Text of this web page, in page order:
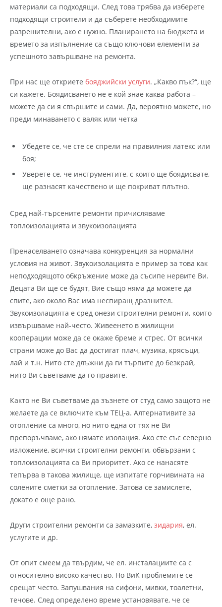
материали са подходящи. След това трябва да изберете
подходящи строители и да съберете необходимите
разрешителни, ако е нужно. Планирането на бюджета и
времето за изпълнение са също ключови елементи за
успешното завършване на ремонта.
При нас ще откриете бояджийски услуги. „Какво пък?“, ще
си кажете. Боядисването не е кой знае каква работа –
можете да си я свършите и сами. Да, вероятно можете, но
преди минаването с валяк или четка
Убедете се, че сте се спрели на правилния латекс или
боя;
Уверете се, че инструментите, с които ще боядисвате,
ще разнасят качествено и ще покриват плътно.
Сред най-търсените ремонти причисляваме
топлоизолацията и звукоизолацията
Пренаселването означава конкуренция за нормални
условия на живот. Звукоизолацията е пример за това как
неподходящото обкръжение може да съсипе нервите Ви.
Децата Ви ще се будят, Вие също няма да можете да
спите, ако около Вас има неспиращ дразнител.
Звукоизолацията е сред онези строителни ремонти, които
извършваме най-често. Живеенето в жилищни
кооперации може да се окаже бреме и стрес. От всички
страни може до Вас да достигат плач, музика, крясъци,
лай и т.н. Нито сте длъжни да ги търпите до безкрай,
нито Ви съветваме да го правите.
Както не Ви съветваме да зъзнете от студ само защото не
желаете да се включите към ТЕЦ-а. Алтернативите за
отопление са много, но нито една от тях не Ви
препоръчваме, ако нямате изолация. Ако сте със северно
изложение, всички строителни ремонти, обвързани с
топлоизолацията са Ви приоритет. Ако се нанасяте
тепърва в такова жилище, ще изпитате горчивината на
солените сметки за отопление. Затова се замислете,
докато е още рано.
Други строителни ремонти са замазките, зидария, ел.
услугите и др.
От опит смеем да твърдим, че ел. инсталациите са с
относително високо качество. Но ВиК проблемите се
срещат често. Запушвания на сифони, мивки, тоалетни,
течове. След определено време установявате, че се